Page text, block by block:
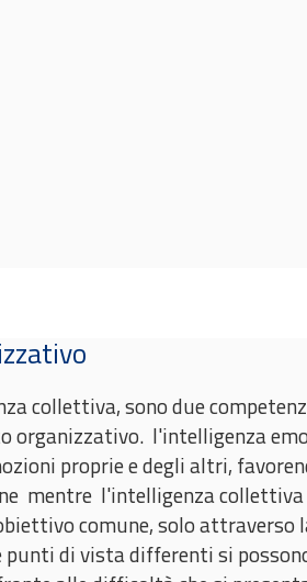
collettiva, sono due
organizzativo. l'intelligenza
proprie e degli altri,
mentre l'intelligenza
comune, solo attraverso
punti di vista differenti si